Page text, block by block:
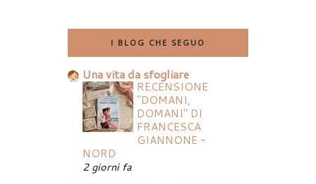
I BLOG CHE SEGUO
Una vita da sfogliare
RECENSIONE
"DOMANI,
DOMANI" DI
FRANCESCA
GIANNONE -
NORD
2 giorni fa